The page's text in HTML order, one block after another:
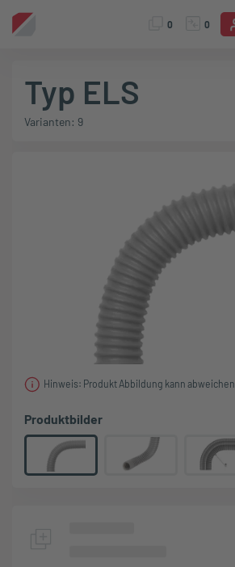
0 0
Typ ELS
Varianten: 9
Hinweis: Produkt Abbildung kann abweichen
Produktbilder